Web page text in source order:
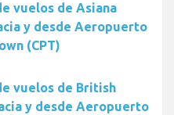
vuelos de Asiana
y desde Aeropuerto
(CPT)
vuelos de British
y desde Aeropuerto